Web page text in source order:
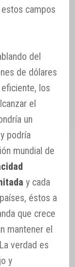
campos
del
de dólares
los
el
un
podría
mundial de
y cada
éstos a
que crece
mantener el
verdad es
y